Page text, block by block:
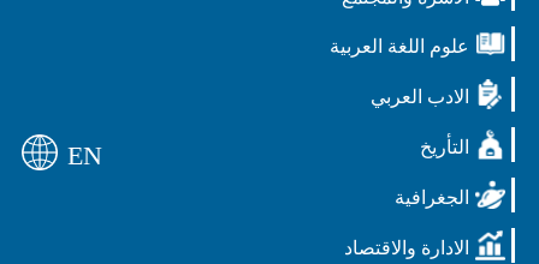
علوم اللغة العربية
الادب العربي
التأريخ
الجغرافية
الادارة والاقتصاد
EN